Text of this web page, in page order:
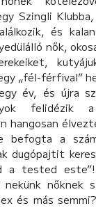
Szingli
és
nők,
„fél-férfival”
év, és újra
felidézik a
hangosan
befogta a
dugópajtit
a tested
nőknek
és más